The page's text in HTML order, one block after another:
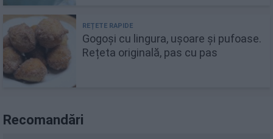
Gogoși cu lingura, ușoare și pufoase.
Rețeta originală, pas cu pas
Recomandări